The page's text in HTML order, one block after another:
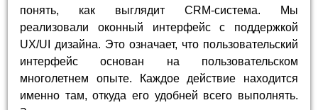
понять, как выглядит CRM-система. Мы
реализовали оконный интерфейс с поддержкой
UX/UI дизайна. Это означает, что пользовательский
интерфейс основан на пользовательском
многолетнем опыте. Каждое действие находится
именно там, откуда его удобней всего выполнять.